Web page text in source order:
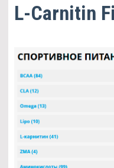
L-Carnitin